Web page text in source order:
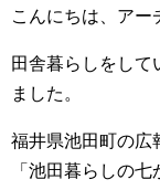
こんにちは、アー
田舎暮らしをして
ました。
福井県池田町の広
「池田暮らしの